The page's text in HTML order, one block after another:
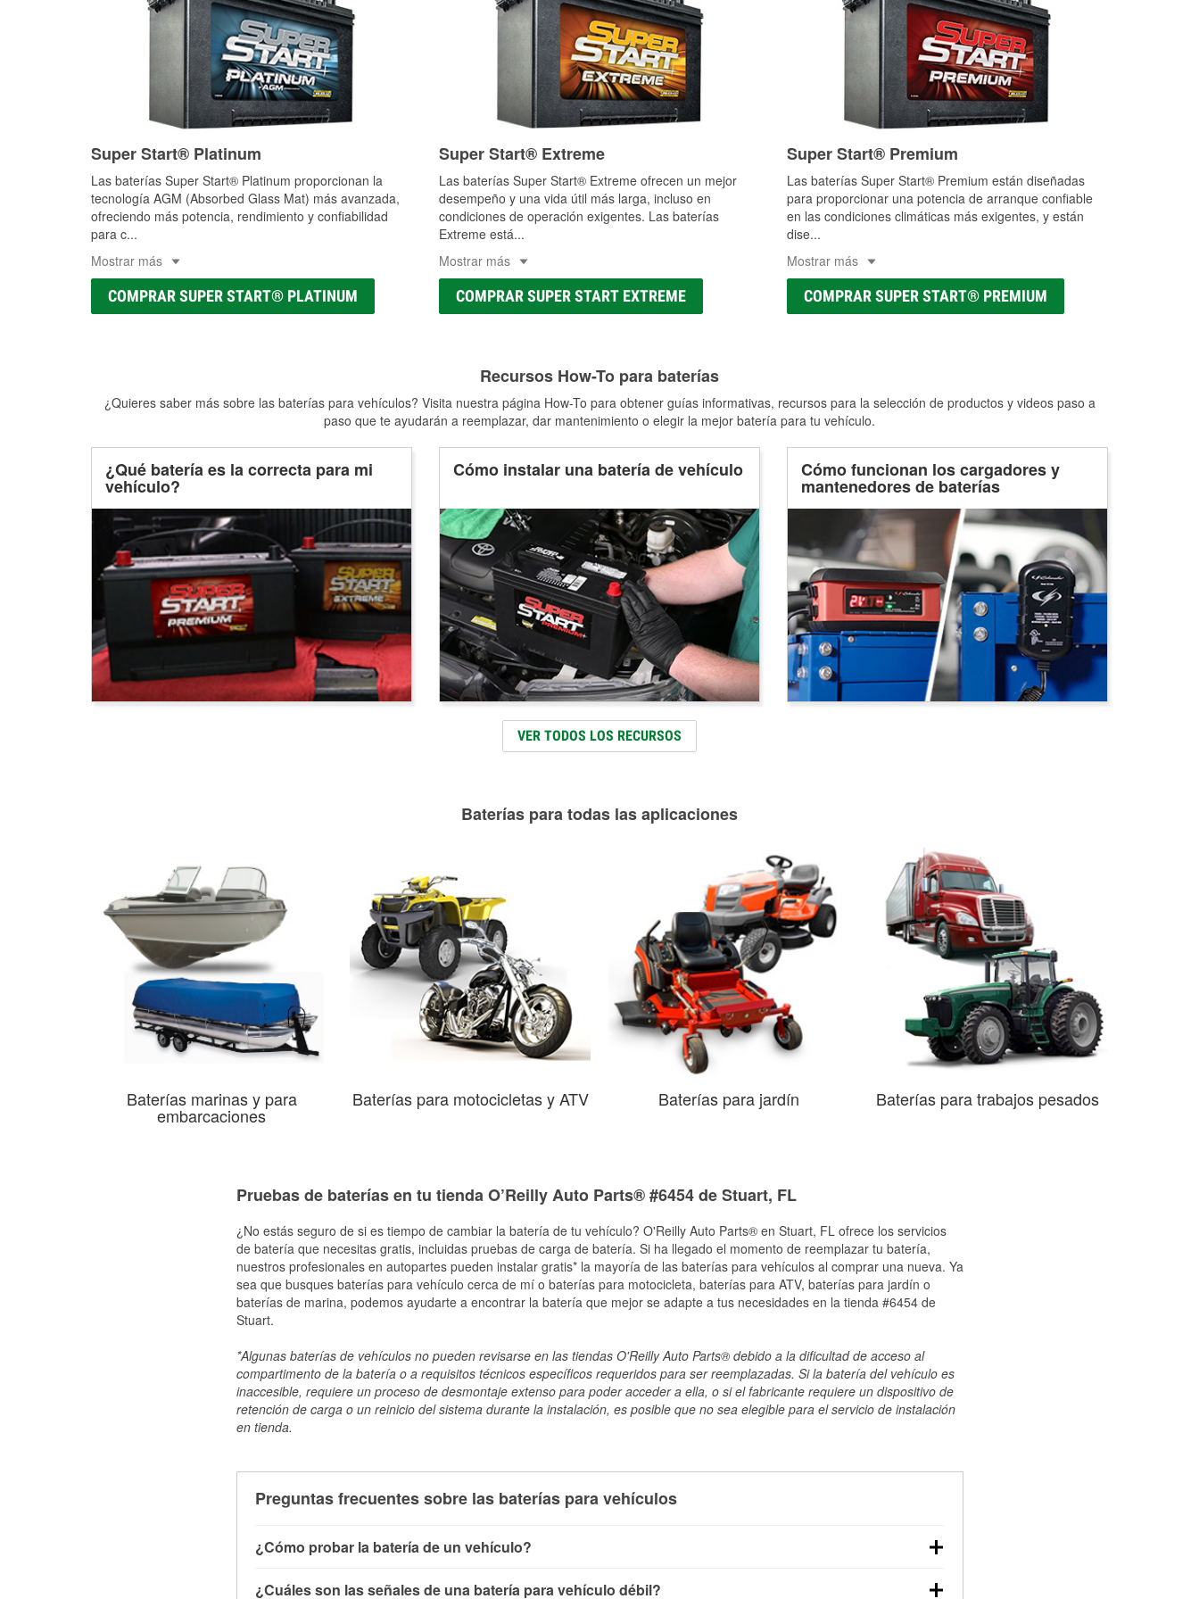
Super Start® Platinum
Las baterías Super Start® Platinum proporcionan la
tecnología AGM (Absorbed Glass Mat) más avanzada,
ofreciendo más potencia, rendimiento y confiabilidad
para c...
Mostrar más
COMPRAR SUPER START® PLATINUM
Super Start® Extreme
Las baterías Super Start® Extreme ofrecen un mejor
desempeño y una vida útil más larga, incluso en
condiciones de operación exigentes. Las baterías
Extreme está...
Mostrar más
COMPRAR SUPER START EXTREME
Super Start® Premium
Las baterías Super Start® Premium están diseñadas
para proporcionar una potencia de arranque confiable
en las condiciones climáticas más exigentes, y están
dise...
Mostrar más
COMPRAR SUPER START® PREMIUM
Recursos How-To para baterías
¿Quieres saber más sobre las baterías para vehículos? Visita nuestra página How-To para obtener guías informativas, recursos para la selección de productos y videos paso a
paso que te ayudarán a reemplazar, dar mantenimiento o elegir la mejor batería para tu vehículo.
¿Qué batería es la correcta para mi
vehículo?
Cómo instalar una batería de vehículo Cómo funcionan los cargadores y
mantenedores de baterías
VER TODOS LOS RECURSOS
Baterías para todas las aplicaciones
Baterías marinas y para
embarcaciones
Baterías para motocicletas y ATV Baterías para jardín Baterías para trabajos pesados
Pruebas de baterías en tu tienda O’Reilly Auto Parts® #6454 de Stuart, FL
¿No estás seguro de si es tiempo de cambiar la batería de tu vehículo? O'Reilly Auto Parts® en Stuart, FL ofrece los servicios
de batería que necesitas gratis, incluidas pruebas de carga de batería. Si ha llegado el momento de reemplazar tu batería,
nuestros profesionales en autopartes pueden instalar gratis* la mayoría de las baterías para vehículos al comprar una nueva. Ya
sea que busques baterías para vehículo cerca de mí o baterías para motocicleta, baterías para ATV, baterías para jardín o
baterías de marina, podemos ayudarte a encontrar la batería que mejor se adapte a tus necesidades en la tienda #6454 de
Stuart.
*Algunas baterías de vehículos no pueden revisarse en las tiendas O'Reilly Auto Parts® debido a la dificultad de acceso al
compartimento de la batería o a requisitos técnicos específicos requeridos para ser reemplazadas. Si la batería del vehículo es
inaccesible, requiere un proceso de desmontaje extenso para poder acceder a ella, o si el fabricante requiere un dispositivo de
retención de carga o un reinicio del sistema durante la instalación, es posible que no sea elegible para el servicio de instalación
en tienda.
Preguntas frecuentes sobre las baterías para vehículos
¿Cómo probar la batería de un vehículo?
¿Cuáles son las señales de una batería para vehículo débil?